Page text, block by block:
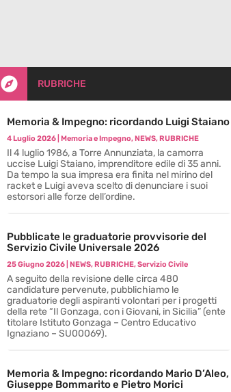
 RUBRICHE
Memoria & Impegno: ricordando Luigi Staiano
4 Luglio 2026| Memoria e Impegno, NEWS, RUBRICHE
Il 4 luglio 1986, a Torre Annunziata, la camorra
uccise Luigi Staiano, imprenditore edile di 35 anni.
Da tempo la sua impresa era finita nel mirino del
racket e Luigi aveva scelto di denunciare i suoi
estorsori alle forze dell’ordine.
Pubblicate le graduatorie provvisorie del
Servizio Civile Universale 2026
25 Giugno 2026| NEWS, RUBRICHE,Servizio Civile
A seguito della revisione delle circa 480
candidature pervenute, pubblichiamo le
graduatorie degli aspiranti volontari per i progetti
della rete “Il Gonzaga, con i Giovani, in Sicilia” (ente
titolare Istituto Gonzaga – Centro Educativo
Ignaziano – SU00069).
Memoria & Impegno: ricordando Mario D’Aleo,
Giuseppe Bommarito e Pietro Morici